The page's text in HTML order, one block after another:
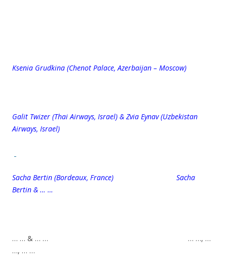
Ksenia Grudkina (Chenot Palace, Azerbaijan – Moscow)
Galit Twizer (Thai Airways, Israel) & Zvia Eynav (Uzbekistan
Airways, Israel)
Sacha Bertin (Bordeaux, France) Sacha
Bertin & … …
… … & … … … …, …
…, … …